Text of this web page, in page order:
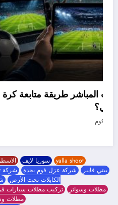
كيف غيّرت مواقع البث
القدم في العالم العربي؟
19 مايو، 2026
yalla shoot سوريا لايف
بيتي فايبر شركة عزل فوم بجدة شركة
الكابلات تحت الأرض
مظلات وسواتر تركيب مظلات سيارات
مظلات